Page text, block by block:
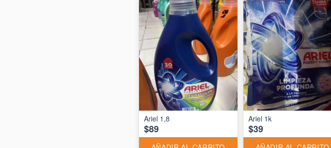
Ariel 1,8
$89
Ariel 1k
$39